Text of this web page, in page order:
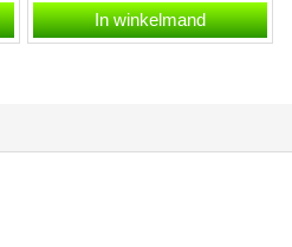
aansteker
is spectrum afgewerkt m
In winkelmand